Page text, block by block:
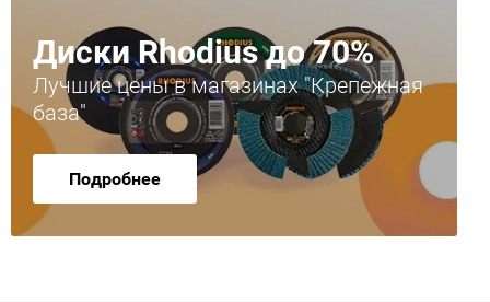
Диски Rhodius до 70%
Лучшие цены в магазинах "Крепежная
база"
Подробнее